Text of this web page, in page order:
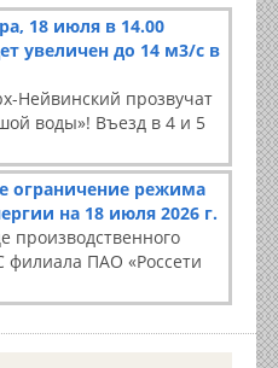
18 июля в 14.00
увеличен до 14 м3/с в
Нейвинский прозвучат
воды»! Въезд в 4 и 5
ограничение режима
на 18 июля 2026 г.
производственного
ПАО «Россети